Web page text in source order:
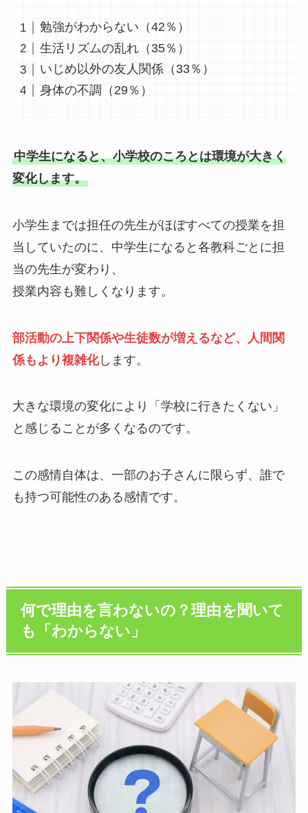
勉強がわからない（42％）
生活リズムの乱れ（35％）
いじめ以外の友人関係（33％）
身体の不調（29％）
中学生になると、小学校のころとは環境が大きく
変化します。
小学生までは担任の先生がほぼすべての授業を担
当していたのに、中学生になると各教科ごとに担
当の先生が変わり、
授業内容も難しくなります。
部活動の上下関係や生徒数が増えるなど、人間関
係もより複雑化します。
大きな環境の変化により「学校に行きたくない」
と感じることが多くなるのです。
この感情自体は、一部のお子さんに限らず、誰で
も持つ可能性のある感情です。
何で理由を言わないの？理由を聞いて
も「わからない」